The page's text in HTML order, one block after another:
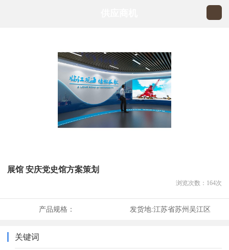
展馆 安庆党史馆方案策划
浏览次数： 164次
产品规格： 发货地:江苏省苏州吴江区
关键词